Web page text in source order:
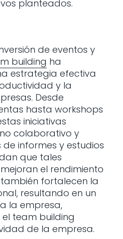
planteados.
de eventos y
building ha
estrategia efectiva
y la
Desde
hasta workshops
iniciativas
colaborativo y
de informes y estudios
que tales
el rendimiento
fortalecen la
resultando en un
la empresa,
team building
de la empresa.